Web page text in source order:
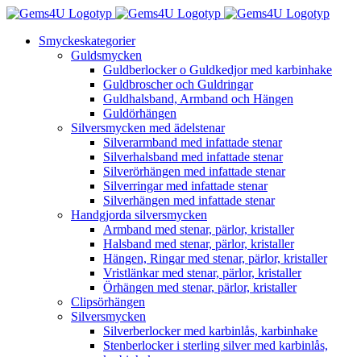
Fortsätt
innehålletSmyckeskategorier
Guldsmycken
Guldberlocker o Guldkedjor med karbinhake
Guldbroscher och Guldringar
Guldhalsband, Armband och Hängen
Guldörhängen
Silversmycken med ädelstenar
Silverarmband med infattade stenar
Silverhalsband med infattade stenar
Silverörhängen med infattade stenar
Silverringar med infattade stenar
Silverhängen med infattade stenar
Handgjorda silversmycken
Armband med stenar, pärlor, kristaller
Halsband med stenar, pärlor, kristaller
Hängen, Ringar med stenar, pärlor, kristaller
Vristlänkar med stenar, pärlor, kristaller
Örhängen med stenar, pärlor, kristaller
Clipsörhängen
Silversmycken
Silverberlocker med karbinlås, karbinhake
Stenberlocker i sterling silver med karbinlås,